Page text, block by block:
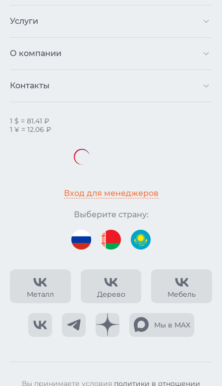
Металл Дерево Мебель
Мы в MAX
Услуги
О компании
Контакты
1 $ = 81.41 ₽
1 ¥ = 12.06 ₽
Вход для менеджеров
Выберите страну:
Вы принимаете условия политики в отношении